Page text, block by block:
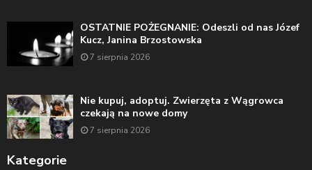
OSTATNIE POŻEGNANIE: Odeszli od nas Józef
Kucz, Janina Brzostowska
7 sierpnia 2026
Nie kupuj, adoptuj. Zwierzęta z Wągrowca
czekają na nowe domy
7 sierpnia 2026
Kategorie